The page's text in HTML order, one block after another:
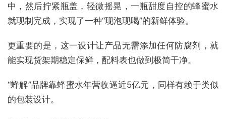
中，然后拧紧瓶盖，轻微摇晃，一瓶甜度自控的蜂蜜水
就现制完成，实现了一种“现泡现喝”的新鲜体验。
更重要的是，这一设计让产品无需添加任何防腐剂，就
能实现货架期稳定保鲜，配料表也做到极简干净。
“蜂解”品牌靠蜂蜜水年营收逼近5亿元，同样有赖于类似
的包装设计。